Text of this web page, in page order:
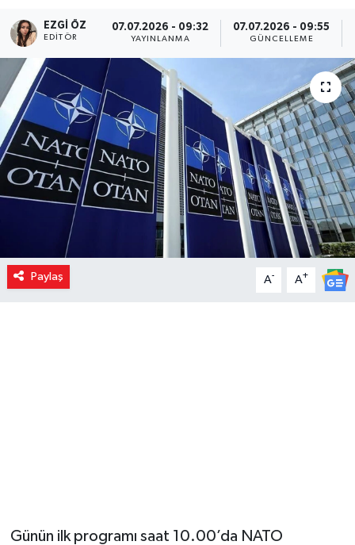
EZGI ÖZ
EDITÖR
07.07.2026 - 09:32
YAYINLANMA
07.07.2026 - 09:55
GÜNCELLEME
Paylaş A- A+
Günün ilk programı saat 10.00’da NATO